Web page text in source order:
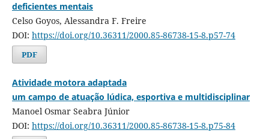
deficientes mentais
Celso Goyos, Alessandra F. Freire
DOI: https://doi.org/10.36311/2000.85-86738-15-8.p57-74
PDF
Atividade motora adaptada
um campo de atuação lúdica, esportiva e multidisciplinar
Manoel Osmar Seabra Júnior
DOI: https://doi.org/10.36311/2000.85-86738-15-8.p75-84